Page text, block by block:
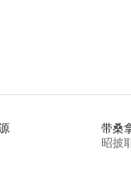
带桑
昭披